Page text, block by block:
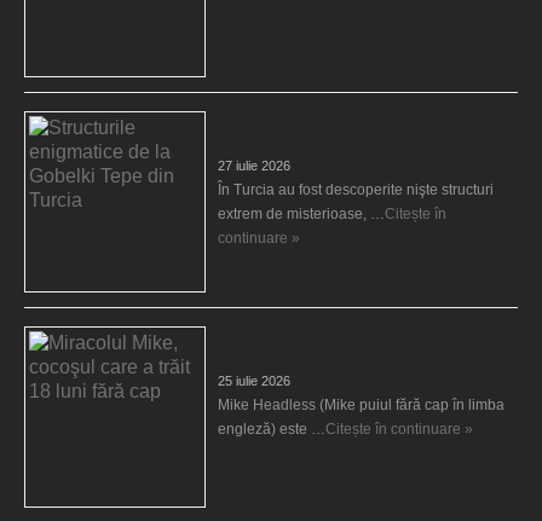
27 iulie 2026
În Turcia au fost descoperite nişte structuri
extrem de misterioase, …Citește în
continuare »
25 iulie 2026
Mike Headless (Mike puiul fără cap în limba
engleză) este …Citește în continuare »